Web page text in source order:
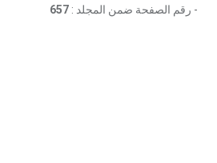
- رقم الصفحة ضمن المجلد : 657